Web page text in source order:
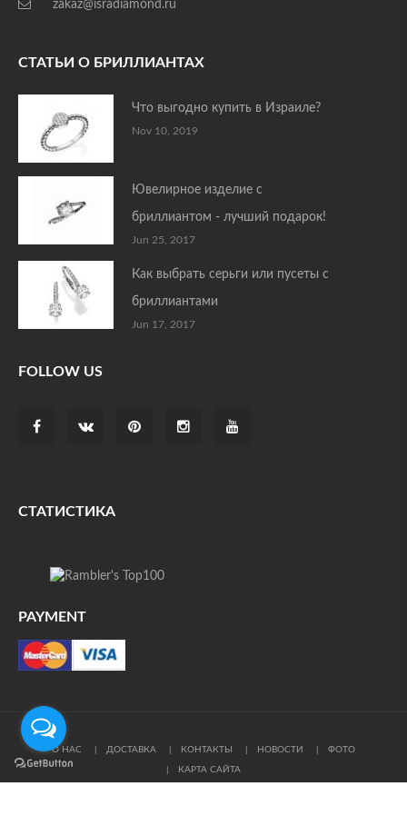
zakaz@isradiamond.ru
СТАТЬИ О БРИЛЛИАНТАХ
Что выгодно купить в Израиле?
Nov 10, 2019
Ювелирное изделие с
бриллиантом - лучший подарок!
Jun 25, 2017
Как выбрать серьги или пусеты с
бриллиантами
Jun 17, 2017
FOLLOW US
СТАТИСТИКА
PAYMENT
О НАС ДОСТАВКА КОНТАКТЫ НОВОСТИ ФОТО
КАРТА САЙТА